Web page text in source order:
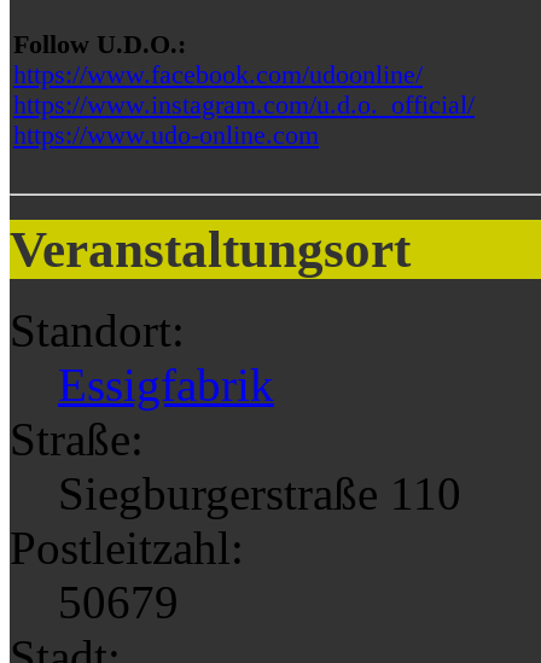
Follow U.D.O.:
https://www.facebook.com/udoonline/
https://www.instagram.com/u.d.o._official/
https://www.udo-online.com
Veranstaltungsort
Standort:
Essigfabrik
Straße:
Siegburgerstraße 110
Postleitzahl:
50679